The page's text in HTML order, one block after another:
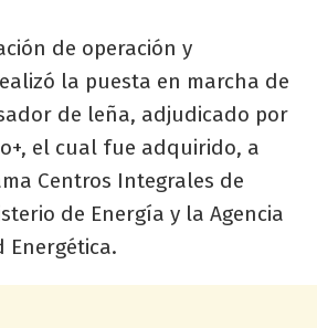
de operación y
la puesta en marcha de
de leña, adjudicado por
el cual fue adquirido, a
Centros Integrales de
de Energía y la Agencia
Energética.